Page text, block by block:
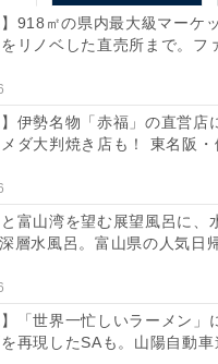
をお持ち帰り「アラカ
料理長の高田裕康さん、
の中、霧笛楼の味をご家
楽しんで元気になってい
ら季節を感じられるお持
せやソースに至るまで、
】918㎡の県内最大級マーケ
リノベした直売所まで。フ
】伊勢名物「赤福」の直営店
ダ大判焼き店も！ 東名阪・
富山湾を望む展望風呂に、
層水風呂。富山県の人気日
】「世界一忙しいラーメン」
再現したSAも。山陽自動車